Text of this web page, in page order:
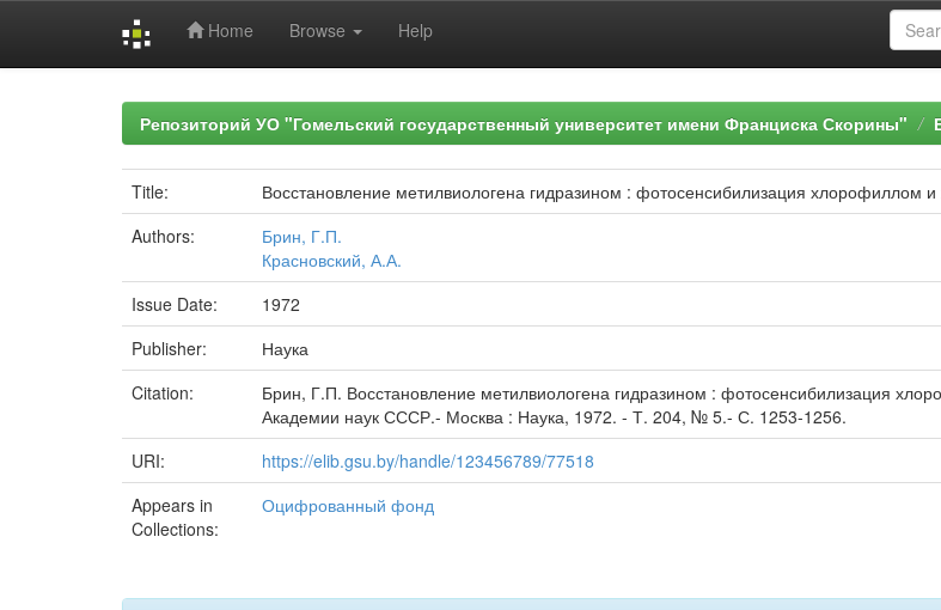
Home Browse Help
Репозиторий УО "Гомельский государственный университет имени Франциска Скорины"
Title:
Восстановление метилвиологена гидразином : фотосенсибилизация хлорофиллом
Authors:
Брин, Г.П.
Красновский, А.А.
Issue Date:
1972
Publisher:
Наука
Citation:
Брин, Г.П. Восстановление метилвиологена гидразином : фотосенсибилизация
Академии наук СССР.- Москва : Наука, 1972. - Т. 204, № 5.- С. 1253-1256.
URI:
https://elib.gsu.by/handle/123456789/77518
Appears in
Collections:
Оцифрованный фонд